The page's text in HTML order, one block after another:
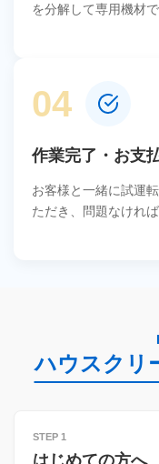
を分解して専用機材
04
作業完了・お支
お客様と一緒に試運
ただき、問題なけれ
ハウスクリ
STEP 1